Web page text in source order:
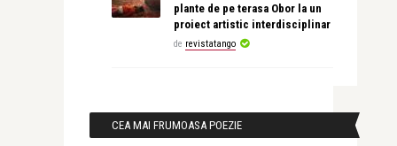
plante de pe terasa Obor la un
proiect artistic interdisciplinar
de revistatango
CEA MAI FRUMOASA POEZIE